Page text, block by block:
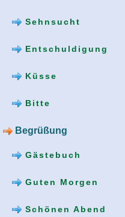
Sehnsucht
Entschuldigung
Küsse
Bitte
Begrüßung
Gästebuch
Guten Morgen
Schönen Abend